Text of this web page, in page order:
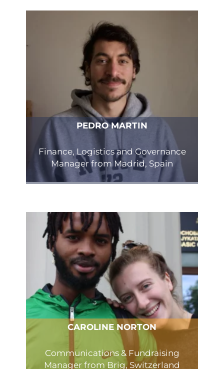
PEDRO MARTIN
Finance, Logistics and Governance
Manager from Madrid, Spain
CAROLINE NORTON
Communications & Fundraising
Manager from Brig, Switzerland